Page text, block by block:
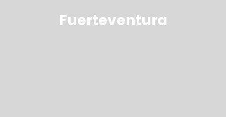
Fuerteventura